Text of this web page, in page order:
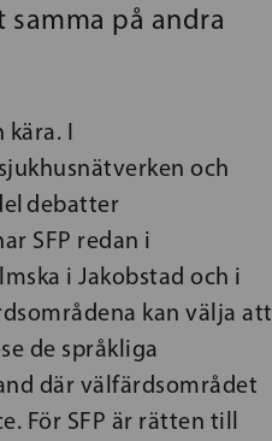
på andra
kära. I
och
debatter
SFP redan i
i Jakobstad och i
kan välja att
de språkliga
där välfärdsområdet
För SFP är rätten till